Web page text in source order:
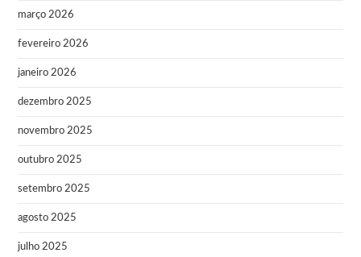
março 2026
fevereiro 2026
janeiro 2026
dezembro 2025
novembro 2025
outubro 2025
setembro 2025
agosto 2025
julho 2025